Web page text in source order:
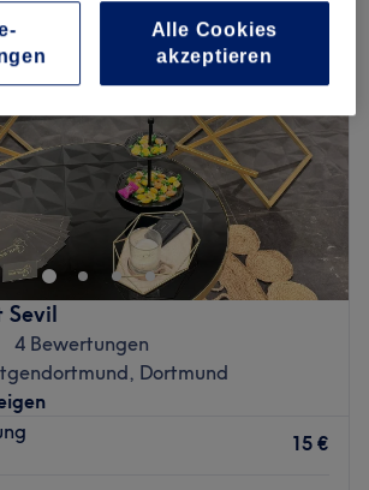
Sevil
4 Bewertungen
Dortmund
15 €
Alle Cookies
akzeptieren